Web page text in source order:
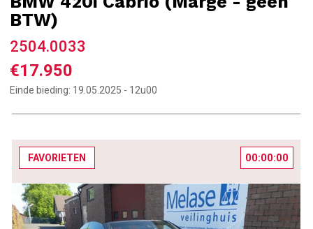
BTW)
2504.0033
€17.950
Einde bieding: 19.05.2025 - 12u00
FAVORIETEN 00:00:00